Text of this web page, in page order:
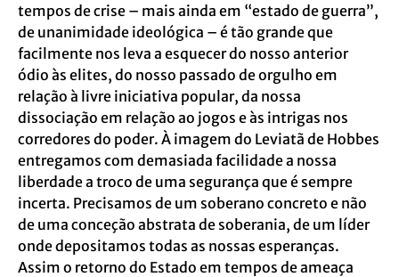
tempos de crise – mais ainda em “estado de guerra”,
de unanimidade ideológica – é tão grande que
facilmente nos leva a esquecer do nosso anterior
ódio às elites, do nosso passado de orgulho em
relação à livre iniciativa popular, da nossa
dissociação em relação ao jogos e às intrigas nos
corredores do poder. À imagem do Leviatã de Hobbes
entregamos com demasiada facilidade a nossa
liberdade a troco de uma segurança que é sempre
incerta. Precisamos de um soberano concreto e não
de uma conceção abstrata de soberania, de um líder
onde depositamos todas as nossas esperanças.
Assim o retorno do Estado em tempos de ameaça